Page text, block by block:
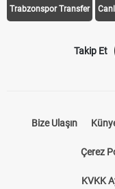
Trabzonspor Transfer
Takip Et
Bize Ulaşın
Çerez
KVKK